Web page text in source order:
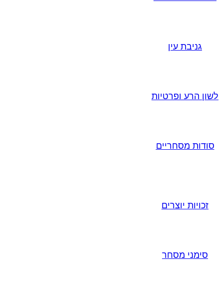
גניבת עין
לשון הרע ופרטיות
סודות מסחריים
זכויות יוצרים
סימני מסחר